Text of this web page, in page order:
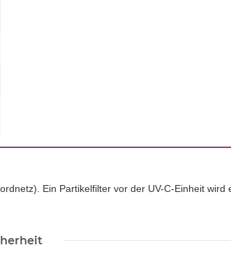
Ein Partikelfilter vor der UV-C-Einheit wird